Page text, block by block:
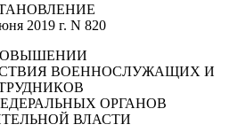
2019 г. N 820
ВОЕННОСЛУЖАЩИХ И
ОРГАНОВ
ВЛАСТИ